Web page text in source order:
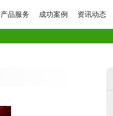
产品服务 成功案例 资讯动态